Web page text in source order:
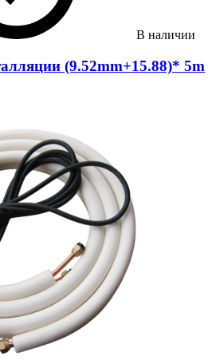
В наличии
(9.52mm+15.88)* 5m